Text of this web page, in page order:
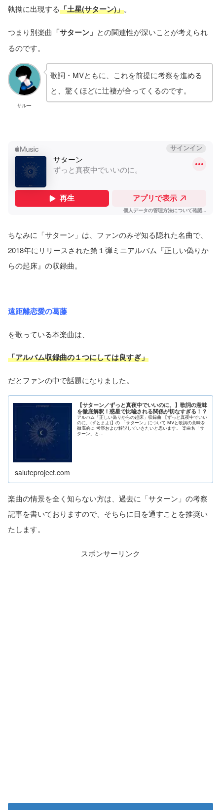
執拗に出現する「土星(サターン)」。
つまり別楽曲 「サターン」 との関連性が深いことが考えられ
るのです。
サルー
歌詞・MVともに、これを前提に考察を進める
と、驚くほどに辻褄が合ってくるのです。
ちなみに「サターン」は、ファンのみぞ知る隠れた名曲で、
2018年にリリースされた第１弾ミニアルバム『正しい偽りか
らの起床』の収録曲。
遠距離恋愛の葛藤
を歌っている本楽曲は、
「アルバム収録曲の１つにしては良すぎ」
だとファンの中で話題になりました。
【サターン／ずっと真夜中でいいのに。】歌詞の意味
を徹底解釈！惑星で比喩される関係が切なすぎる！？
アルバム「正しい偽りからの起床」収録曲 【ずっと真夜中でいい
のに。(ずとまよ)】の 「サターン」について MVと歌詞の意味を
徹底的に 考察および解説していきたいと思います。 楽曲名「サ
ターン」と...
saluteproject.com
楽曲の情景を全く知らない方は、過去に「サターン」の考察
記事を書いておりますので、そちらに目を通すことを推奨い
たします。
スポンサーリンク